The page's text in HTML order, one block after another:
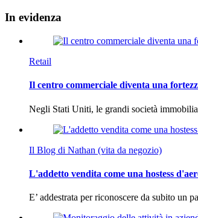
In evidenza
Retail
Il centro commerciale diventa una
Negli Stati Uniti, le grandi società
Il Blog di Nathan (vita da negozio)
L'addetto vendita come una hostess
E’ addestrata per riconoscere da subito un